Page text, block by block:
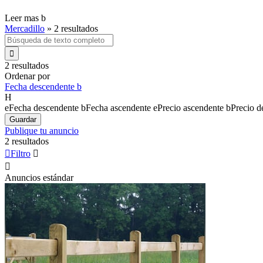
Leer mas b
Mercadillo » 2 resultados

2 resultados
Ordenar por
Fecha descendente b
H
eFecha descendente bFecha ascendente ePrecio ascendente bPrecio
Guardar
Publique tu anuncio
2 resultados
Filtro 

Anuncios estándar